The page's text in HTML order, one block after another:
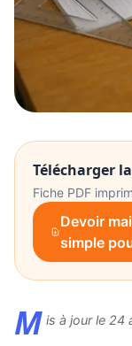
Télécharger
Fiche PDF
Devoir
simple
M is à jour le 24